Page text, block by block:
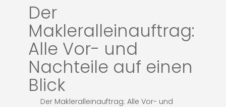
Der
Makleralleinauftrag:
Alle Vor- und
Nachteile auf einen
Blick
Der Makleralleinauftrag: Alle Vor- und